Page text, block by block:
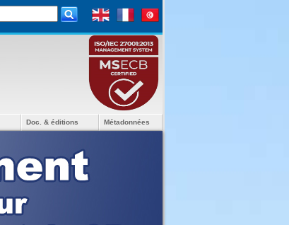
Doc. & éditions Métadonnées